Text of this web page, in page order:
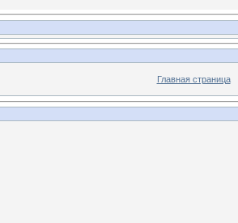
Главная страница